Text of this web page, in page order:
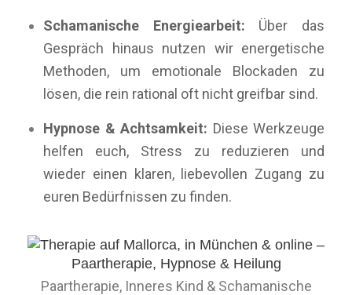
Schamanische Energiearbeit: Über das
Gespräch hinaus nutzen wir energetische
Methoden, um emotionale Blockaden zu
lösen, die rein rational oft nicht greifbar sind.
Hypnose & Achtsamkeit: Diese Werkzeuge
helfen euch, Stress zu reduzieren und
wieder einen klaren, liebevollen Zugang zu
euren Bedürfnissen zu finden.
Paartherapie, Inneres Kind & Schamanische